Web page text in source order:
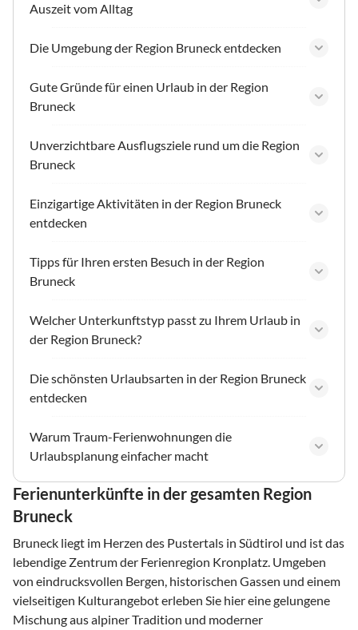
Auszeit vom Alltag
Die Umgebung der Region Bruneck entdecken
Gute Gründe für einen Urlaub in der Region
Bruneck
Unverzichtbare Ausflugsziele rund um die Region
Bruneck
Einzigartige Aktivitäten in der Region Bruneck
entdecken
Tipps für Ihren ersten Besuch in der Region
Bruneck
Welcher Unterkunftstyp passt zu Ihrem Urlaub in
der Region Bruneck?
Die schönsten Urlaubsarten in der Region Bruneck
entdecken
Warum Traum-Ferienwohnungen die
Urlaubsplanung einfacher macht
Ferienunterkünfte in der gesamten Region
Bruneck
Bruneck liegt im Herzen des Pustertals in Südtirol und ist das
lebendige Zentrum der Ferienregion Kronplatz. Umgeben
von eindrucksvollen Bergen, historischen Gassen und einem
vielseitigen Kulturangebot erleben Sie hier eine gelungene
Mischung aus alpiner Tradition und moderner